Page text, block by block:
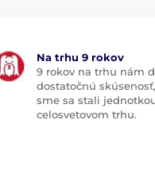
Na trhu 9 rokov
9 rokov na trhu nám
dostatočnú
sme sa stali
celosvetovom trhu.